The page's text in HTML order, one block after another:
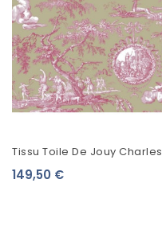
Tissu Toile De Jouy Charles
Burger Chasse De Diane
149,50 €